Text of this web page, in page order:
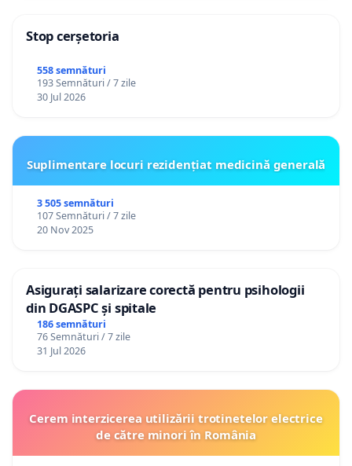
Stop cerșetoria
558 semnături
193 Semnături / 7 zile
30 Jul 2026
Suplimentare locuri rezidențiat medicină generală
3 505 semnături
107 Semnături / 7 zile
20 Nov 2025
Asigurați salarizare corectă pentru psihologii
din DGASPC și spitale
186 semnături
76 Semnături / 7 zile
31 Jul 2026
Cerem interzicerea utilizării trotinetelor electrice
de către minori în România